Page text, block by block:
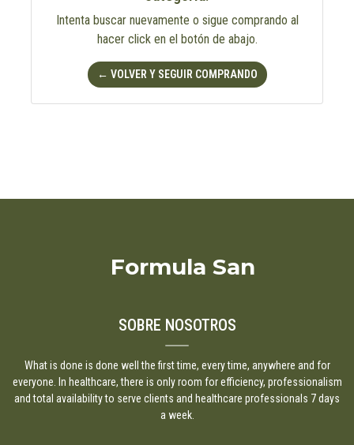
Intenta buscar nuevamente o sigue comprando al
hacer click en el botón de abajo.
← VOLVER Y SEGUIR COMPRANDO
Formula San
SOBRE NOSOTROS
What is done is done well the first time, every time, anywhere and for
everyone. In healthcare, there is only room for efficiency, professionalism
and total availability to serve clients and healthcare professionals 7 days
a week.